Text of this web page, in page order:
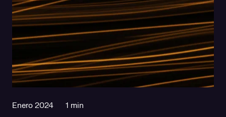
Enero 2024 1 min